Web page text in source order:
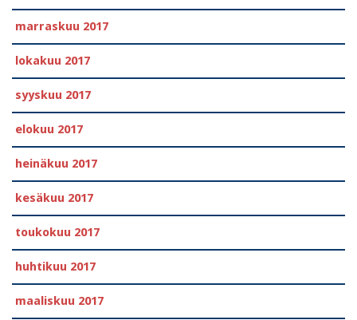
marraskuu 2017
lokakuu 2017
syyskuu 2017
elokuu 2017
heinäkuu 2017
kesäkuu 2017
toukokuu 2017
huhtikuu 2017
maaliskuu 2017